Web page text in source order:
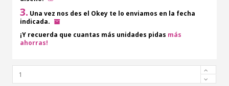
3. Una vez nos des el Okey te lo enviamos en la fecha
indicada.
¡Y recuerda que cuantas más unidades pidas más
ahorras!